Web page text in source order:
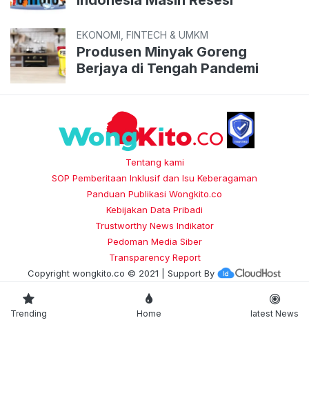
EKONOMI, FINTECH & UMKM
Produsen Minyak Goreng
Berjaya di Tengah Pandemi
Tentang kami
SOP Pemberitaan Inklusif dan Isu Keberagaman
Panduan Publikasi Wongkito.co
Kebijakan Data Pribadi
Trustworthy News Indikator
Pedoman Media Siber
Transparency Report
Copyright wongkito.co © 2021 | Support By
Trending Home latest News